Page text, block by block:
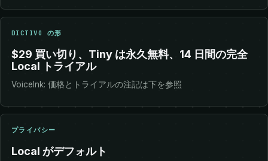
DICTIVO の形
$29 買い切り、Tiny は永久無料、14 日間の完全
Local トライアル
VoiceInk: 価格とトライアルの注記は下を参照
プライバシー
Local がデフォルト